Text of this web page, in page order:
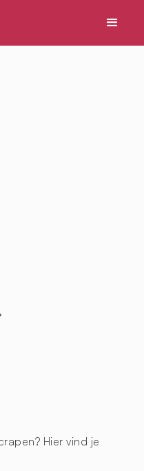
Hier vind je